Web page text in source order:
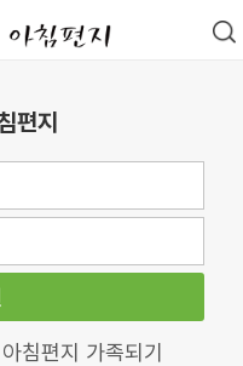
편지
아침편지 가족되기